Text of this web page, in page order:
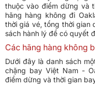
thuộc vào điểm dừng và
hãng hàng không đi
thời giá vé, tổng thời gian
sách hành lý để có quyết
Các hãng hàng không
Dưới đây là danh sách
chặng bay Việt Nam -
điểm dừng và thời gian